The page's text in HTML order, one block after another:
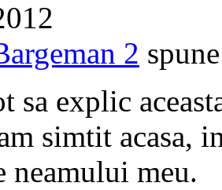
2
sa explic
simtit acasa,
neamului meu.